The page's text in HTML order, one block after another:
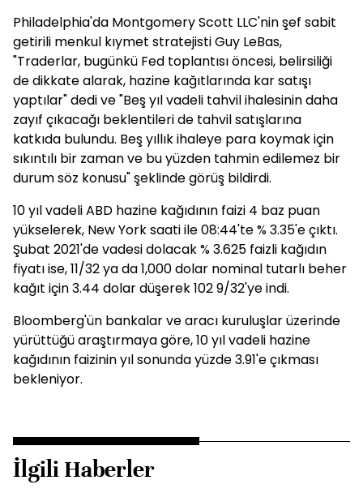
Philadelphia'da Montgomery Scott LLC'nin şef sabit
getirili menkul kıymet stratejisti Guy LeBas,
"Traderlar, bugünkü Fed toplantısı öncesi, belirsiliği
de dikkate alarak, hazine kağıtlarında kar satışı
yaptılar" dedi ve "Beş yıl vadeli tahvil ihalesinin daha
zayıf çıkacağı beklentileri de tahvil satışlarına
katkıda bulundu. Beş yıllık ihaleye para koymak için
sıkıntılı bir zaman ve bu yüzden tahmin edilemez bir
durum söz konusu" şeklinde görüş bildirdi.
10 yıl vadeli ABD hazine kağıdının faizi 4 baz puan
yükselerek, New York saati ile 08:44'te % 3.35'e çıktı.
Şubat 2021'de vadesi dolacak % 3.625 faizli kağıdın
fiyatı ise, 11/32 ya da 1,000 dolar nominal tutarlı beher
kağıt için 3.44 dolar düşerek 102 9/32'ye indi.
Bloomberg'ün bankalar ve aracı kuruluşlar üzerinde
yürüttüğü araştırmaya göre, 10 yıl vadeli hazine
kağıdının faizinin yıl sonunda yüzde 3.91'e çıkması
bekleniyor.
İlgili Haberler